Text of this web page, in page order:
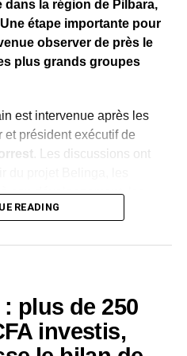
la région de Pilbara,
étape importante pour
observer de près le
plus grands groupes
est intervenue après les
président exécutif de
. Les discussions ont
son développement, les
la formation des
allant de l’extraction du
à son transport et à son
cinq sites miniers répartis
de l’Ouest et d’Iron Bridge.
READING
plus de 250
investis,